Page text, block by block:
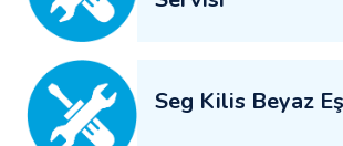
Seg Kilis Beyaz